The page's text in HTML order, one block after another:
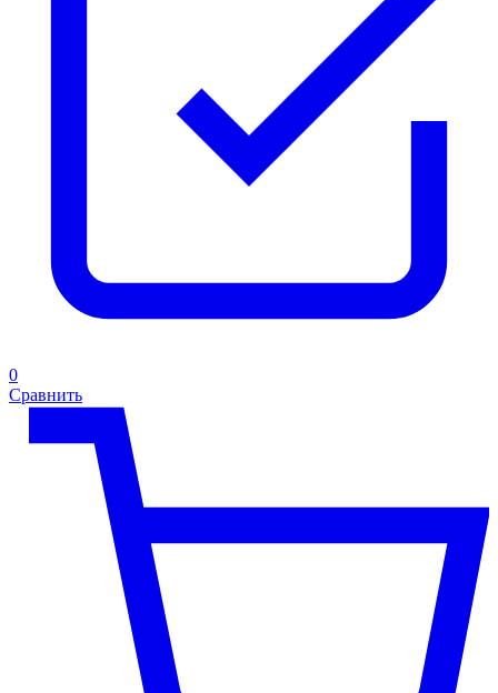
0
Сравнить